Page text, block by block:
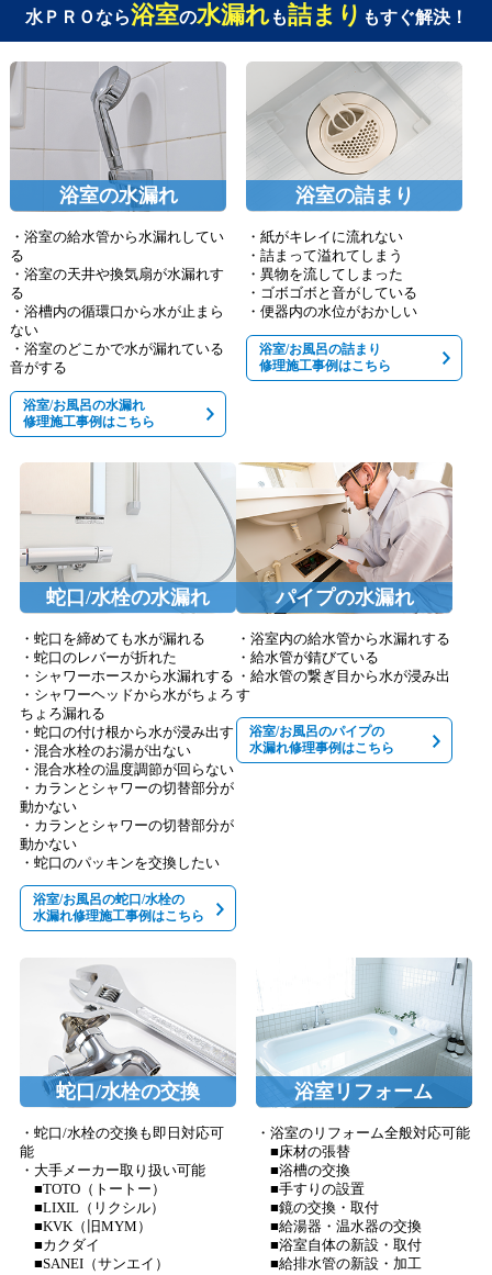
水ＰＲＯなら浴室の水漏れも詰まり もすぐ解決！
浴室の水漏れ
・浴室の給水管から水漏れしてい
る
・浴室の天井や換気扇が水漏れす
る
・浴槽内の循環口から水が止まら
ない
・浴室のどこかで水が漏れている
音がする
浴室/お風呂の水漏れ
修理施工事例はこちら
浴室の詰まり
・紙がキレイに流れない
・詰まって溢れてしまう
・異物を流してしまった
・ゴボゴボと音がしている
・便器内の水位がおかしい
浴室/お風呂の詰まり
修理施工事例はこちら
蛇口/水栓の水漏れ
・蛇口を締めても水が漏れる
・蛇口のレバーが折れた
・シャワーホースから水漏れする
・シャワーヘッドから水がちょろ
ちょろ漏れる
・蛇口の付け根から水が浸み出す
・混合水栓のお湯が出ない
・混合水栓の温度調節が回らない
・カランとシャワーの切替部分が
動かない
・カランとシャワーの切替部分が
動かない
・蛇口のパッキンを交換したい
浴室/お風呂の蛇口/水栓の
水漏れ修理施工事例はこちら
パイプの水漏れ
・浴室内の給水管から水漏れする
・給水管が錆びている
・給水管の繋ぎ目から水が浸み出
す
浴室/お風呂のパイプの
水漏れ修理事例はこちら
蛇口/水栓の交換
・蛇口/水栓の交換も即日対応可
能
・大手メーカー取り扱い可能
■TOTO（トートー）
■LIXIL（リクシル）
■KVK（旧MYM）
■カクダイ
■SANEI（サンエイ）
浴室リフォーム
・浴室のリフォーム全般対応可能
■床材の張替
■浴槽の交換
■手すりの設置
■鏡の交換・取付
■給湯器・温水器の交換
■浴室自体の新設・取付
■給排水管の新設・加工